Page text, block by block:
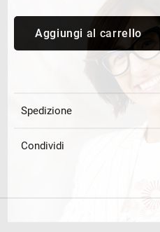
Aggiungi al carrello
Spedizione
Condividi